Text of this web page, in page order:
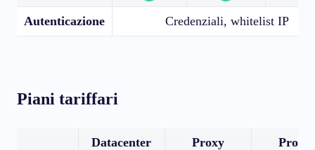
Autenticazione Credenziali, whitelist IP
Piani tariffari
Datacenter
Proxy
Proxy